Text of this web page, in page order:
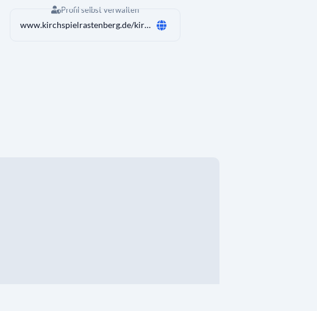
Profil selbst verwalten
www.kirchspielrastenberg.de/kirchen-und-geb%c3%a4ude/roldisleben